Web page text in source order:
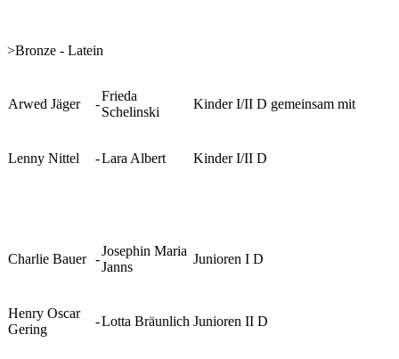
>Bronze - Latein
Arwed Jäger -
Frieda
Schelinski
Kinder I/II D gemeinsam mit
Lenny Nittel -Lara Albert Kinder I/II D
Charlie Bauer -
Josephin Maria
Janns
Junioren I D
Henry Oscar
Gering
-Lotta Bräunlich Junioren II D